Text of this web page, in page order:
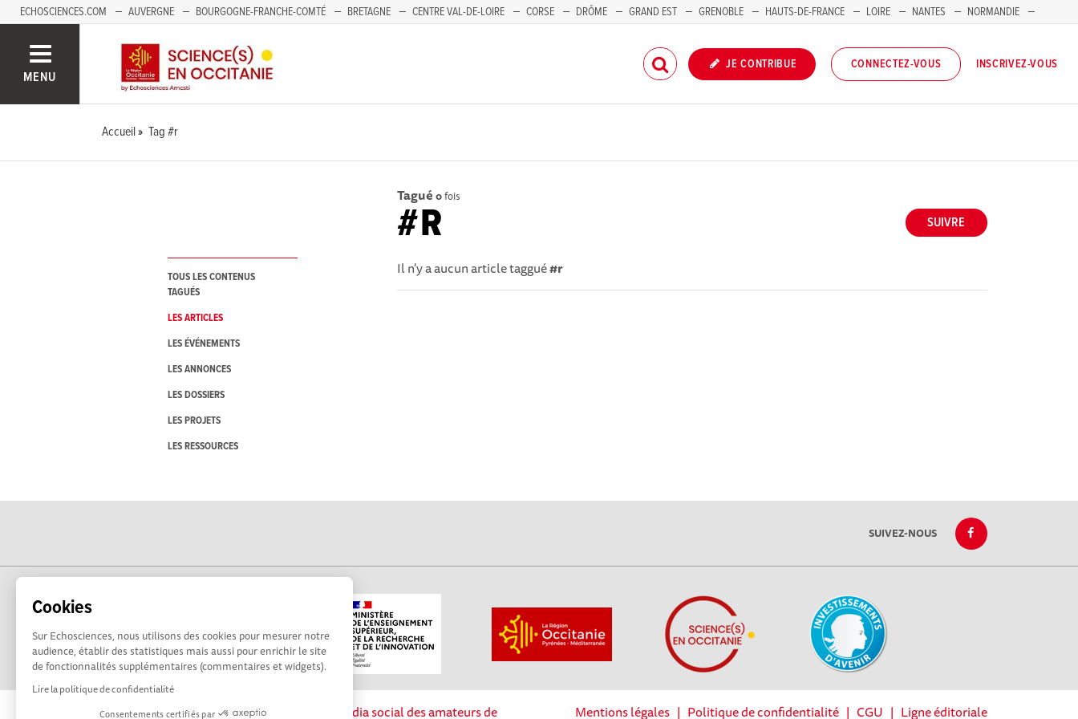
Cookies
Sur Echosciences, nous utilisons des cookies pour mesurer notre
audience, établir des statistiques mais aussi pour enrichir le site
de fonctionnalités supplémentaires (commentaires et widgets).
Lire la politique de confidentialité
Consentements certifiés par
ECHOSCIENCES.COM AUVERGNE BOURGOGNE-FRANCHE-COMTÉ BRETAGNE CENTRE VAL-DE-LOIRE CORSE DRÔME GRAND EST GRENOBLE HAUTS-DE-FRANCE LOIRE NANTES
NORMANDIE
MENU
JE CONTRIBUE CONNECTEZ-VOUS INSCRIVEZ-VOUS
Accueil Tag #r
TOUS LES CONTENUS
TAGUÉS
LES ARTICLES
LES ÉVÉNEMENTS
LES ANNONCES
LES DOSSIERS
LES PROJETS
LES RESSOURCES
Tagué 0fois
SUIVRE
#R
Il n'y a aucun article taggué#r
SUIVEZ-NOUS
La plateforme Science(s) en Occitanie est le média social des amateurs de Mentions légales| Politique de confidentialité| CGU | Ligne éditoriale